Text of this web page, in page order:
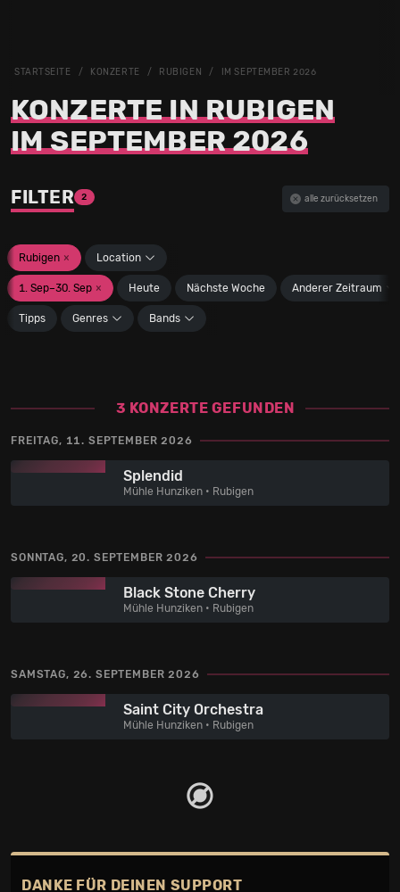
STARTSEITE KONZERTE RUBIGEN IM SEPTEMBER 2026
KONZERTE IN RUBIGEN
IM SEPTEMBER 2026
FILTER 2 alle zurücksetzen
Rubigen × Location
1. Sep–30. Sep × Heute Nächste Woche Anderer Zeitraum
Tipps Genres Bands
3 KONZERTE GEFUNDEN
FREITAG, 11. SEPTEMBER 2026
Splendid
Mühle Hunziken • Rubigen
SONNTAG, 20. SEPTEMBER 2026
Black Stone Cherry
Mühle Hunziken • Rubigen
SAMSTAG, 26. SEPTEMBER 2026
Saint City Orchestra
Mühle Hunziken • Rubigen
DANKE FÜR DEINEN SUPPORT